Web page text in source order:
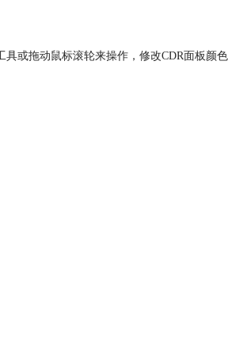
具或拖动鼠标滚轮来操作，修改CDR面板颜色